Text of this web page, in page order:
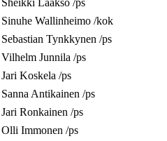
Sheikki Laakso /ps
Sinuhe Wallinheimo /kok
Sebastian Tynkkynen /ps
Vilhelm Junnila /ps
Jari Koskela /ps
SannaAntikainen /ps
Jari Ronkainen /ps
Olli Immonen /ps